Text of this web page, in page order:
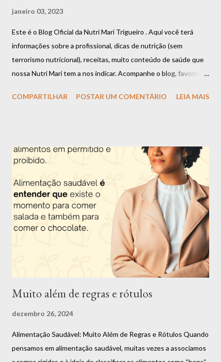
janeiro 03, 2023
Este é o Blog Oficial da Nutri Mari Trigueiro . Aqui você terá
informações sobre a profissional, dicas de nutrição (sem
terrorismo nutricional), receitas, muito conteúdo de saúde que
nossa Nutri Mari tem a nos indicar. Acompanhe o blog, favorite,
uma boa alimentação é garantia de saúde e longevidade.
anos e desde os 16 anos eu escolhi essa profissão por ver o
impacto que uma má alimentação causa na saúde e querer
descobrir uma forma de mudar essa situação e assim ajudar as
pessoas. Apesar de ter muitas outras paixões, como citei
anteriormente, eu nunca consegui me enxergar fazendo outra
coisa. Fui uma criança acima do peso e desde nova senti o peso
dos padrões de beleza impostos pela sociedade. O ano de 2022
COMPARTILHAR POSTAR UM COMENTÁRIO LEIA MAIS
Muito além de regras e rótulos
dezembro 26, 2024
Alimentação Saudável: Muito Além de Regras e Rótulos Quando
pensamos em alimentação saudável, muitas vezes a associamos